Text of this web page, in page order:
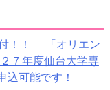
！！ 「オリエン
７年度仙台大学専
込可能です！